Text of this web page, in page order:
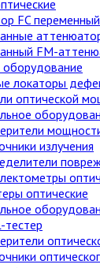
FC переменный
FM-
локаторы
оптической
излучения
оптические
тестер